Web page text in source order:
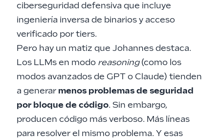
ciberseguridad defensiva que incluye
ingeniería inversa de binarios y acceso
verificado por tiers.
Pero hay un matiz que Johannes destaca.
Los LLMs en modo reasoning(como los
modos avanzados de GPT o Claude) tienden
a generar menos problemas de seguridad
por bloque de código. Sin embargo,
producen código más verboso. Más líneas
para resolver el mismo problema. Y esas